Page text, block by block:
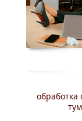
обработка